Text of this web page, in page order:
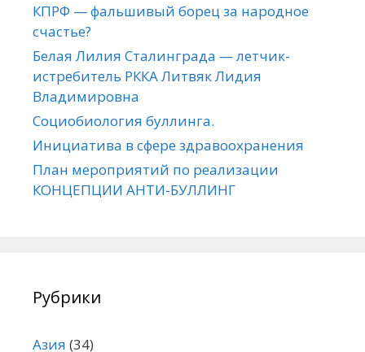
КПРФ — фальшивый борец за народное
счастье?
Белая Лилия Сталинграда — летчик-
истребитель РККА Литвяк Лидия
Владимировна
Социобиология буллинга.
Инициатива в сфере здравоохранения
План мероприятий по реализации
КОНЦЕПЦИИ АНТИ-БУЛЛИНГ
Рубрики
Азия (34)